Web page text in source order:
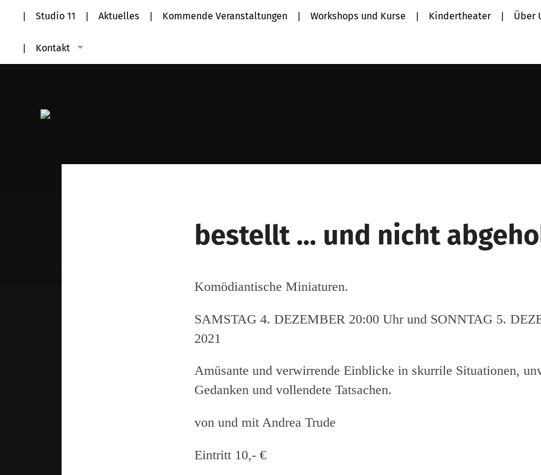
Studio 11 Aktuelles Kommende Veranstaltungen Workshops und Kurse Kindertheater Über
Kontakt
bestellt … und nicht
Komödiantische Miniaturen.
SAMSTAG 4. DEZEMBER 20:00 Uhr und SONNTAG 5.
2021
Amüsante und verwirrende Einblicke in skurrile Situationen,
Gedanken und vollendete Tatsachen.
von und mit Andrea Trude
Eintritt 10,- €